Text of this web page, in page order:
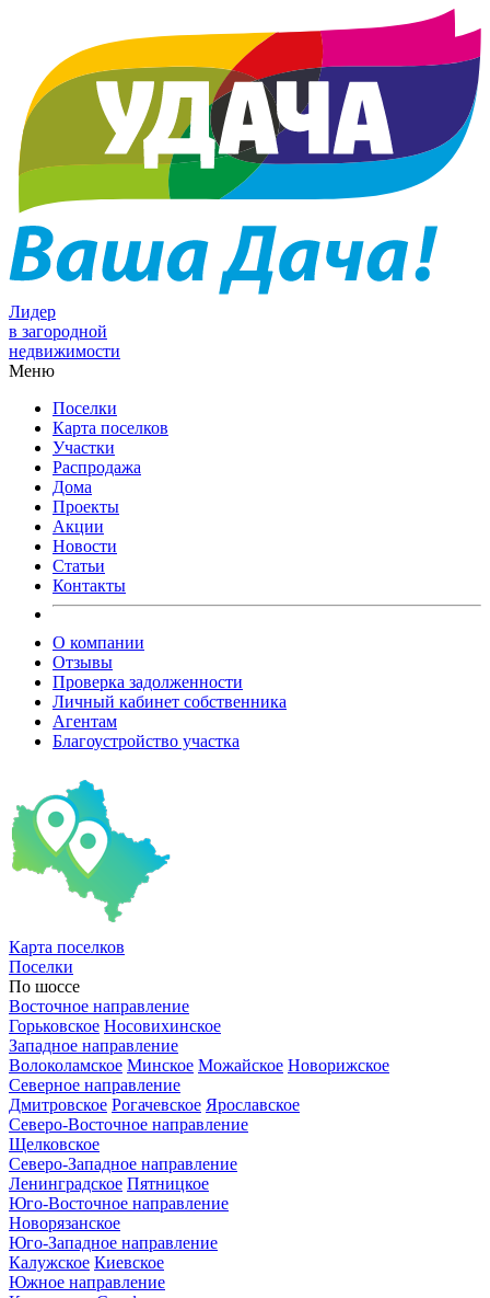
Лидер
в загородной
недвижимости
Меню
Поселки
Карта поселков
Участки
Распродажа
Дома
Проекты
Акции
Новости
Статьи
Контакты
О компании
Отзывы
Проверка задолженности
Личный кабинет собственника
Агентам
Благоустройство участка
Карта поселков
Поселки
По шоссе
Восточное направление
Горьковское Носовихинское
Западное направление
Волоколамское Минское Можайское Новорижское
Северное направление
Дмитровское Рогачевское Ярославское
Северо-Восточное направление
Щелковское
Северо-Западное направление
Ленинградское Пятницкое
Юго-Восточное направление
Новорязанское
Юго-Западное направление
Калужское Киевское
Южное направление